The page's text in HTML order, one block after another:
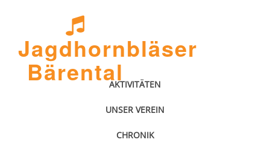
Jagdhornbläser
BärentalAKTIVITÄTEN
UNSER VEREIN
CHRONIK